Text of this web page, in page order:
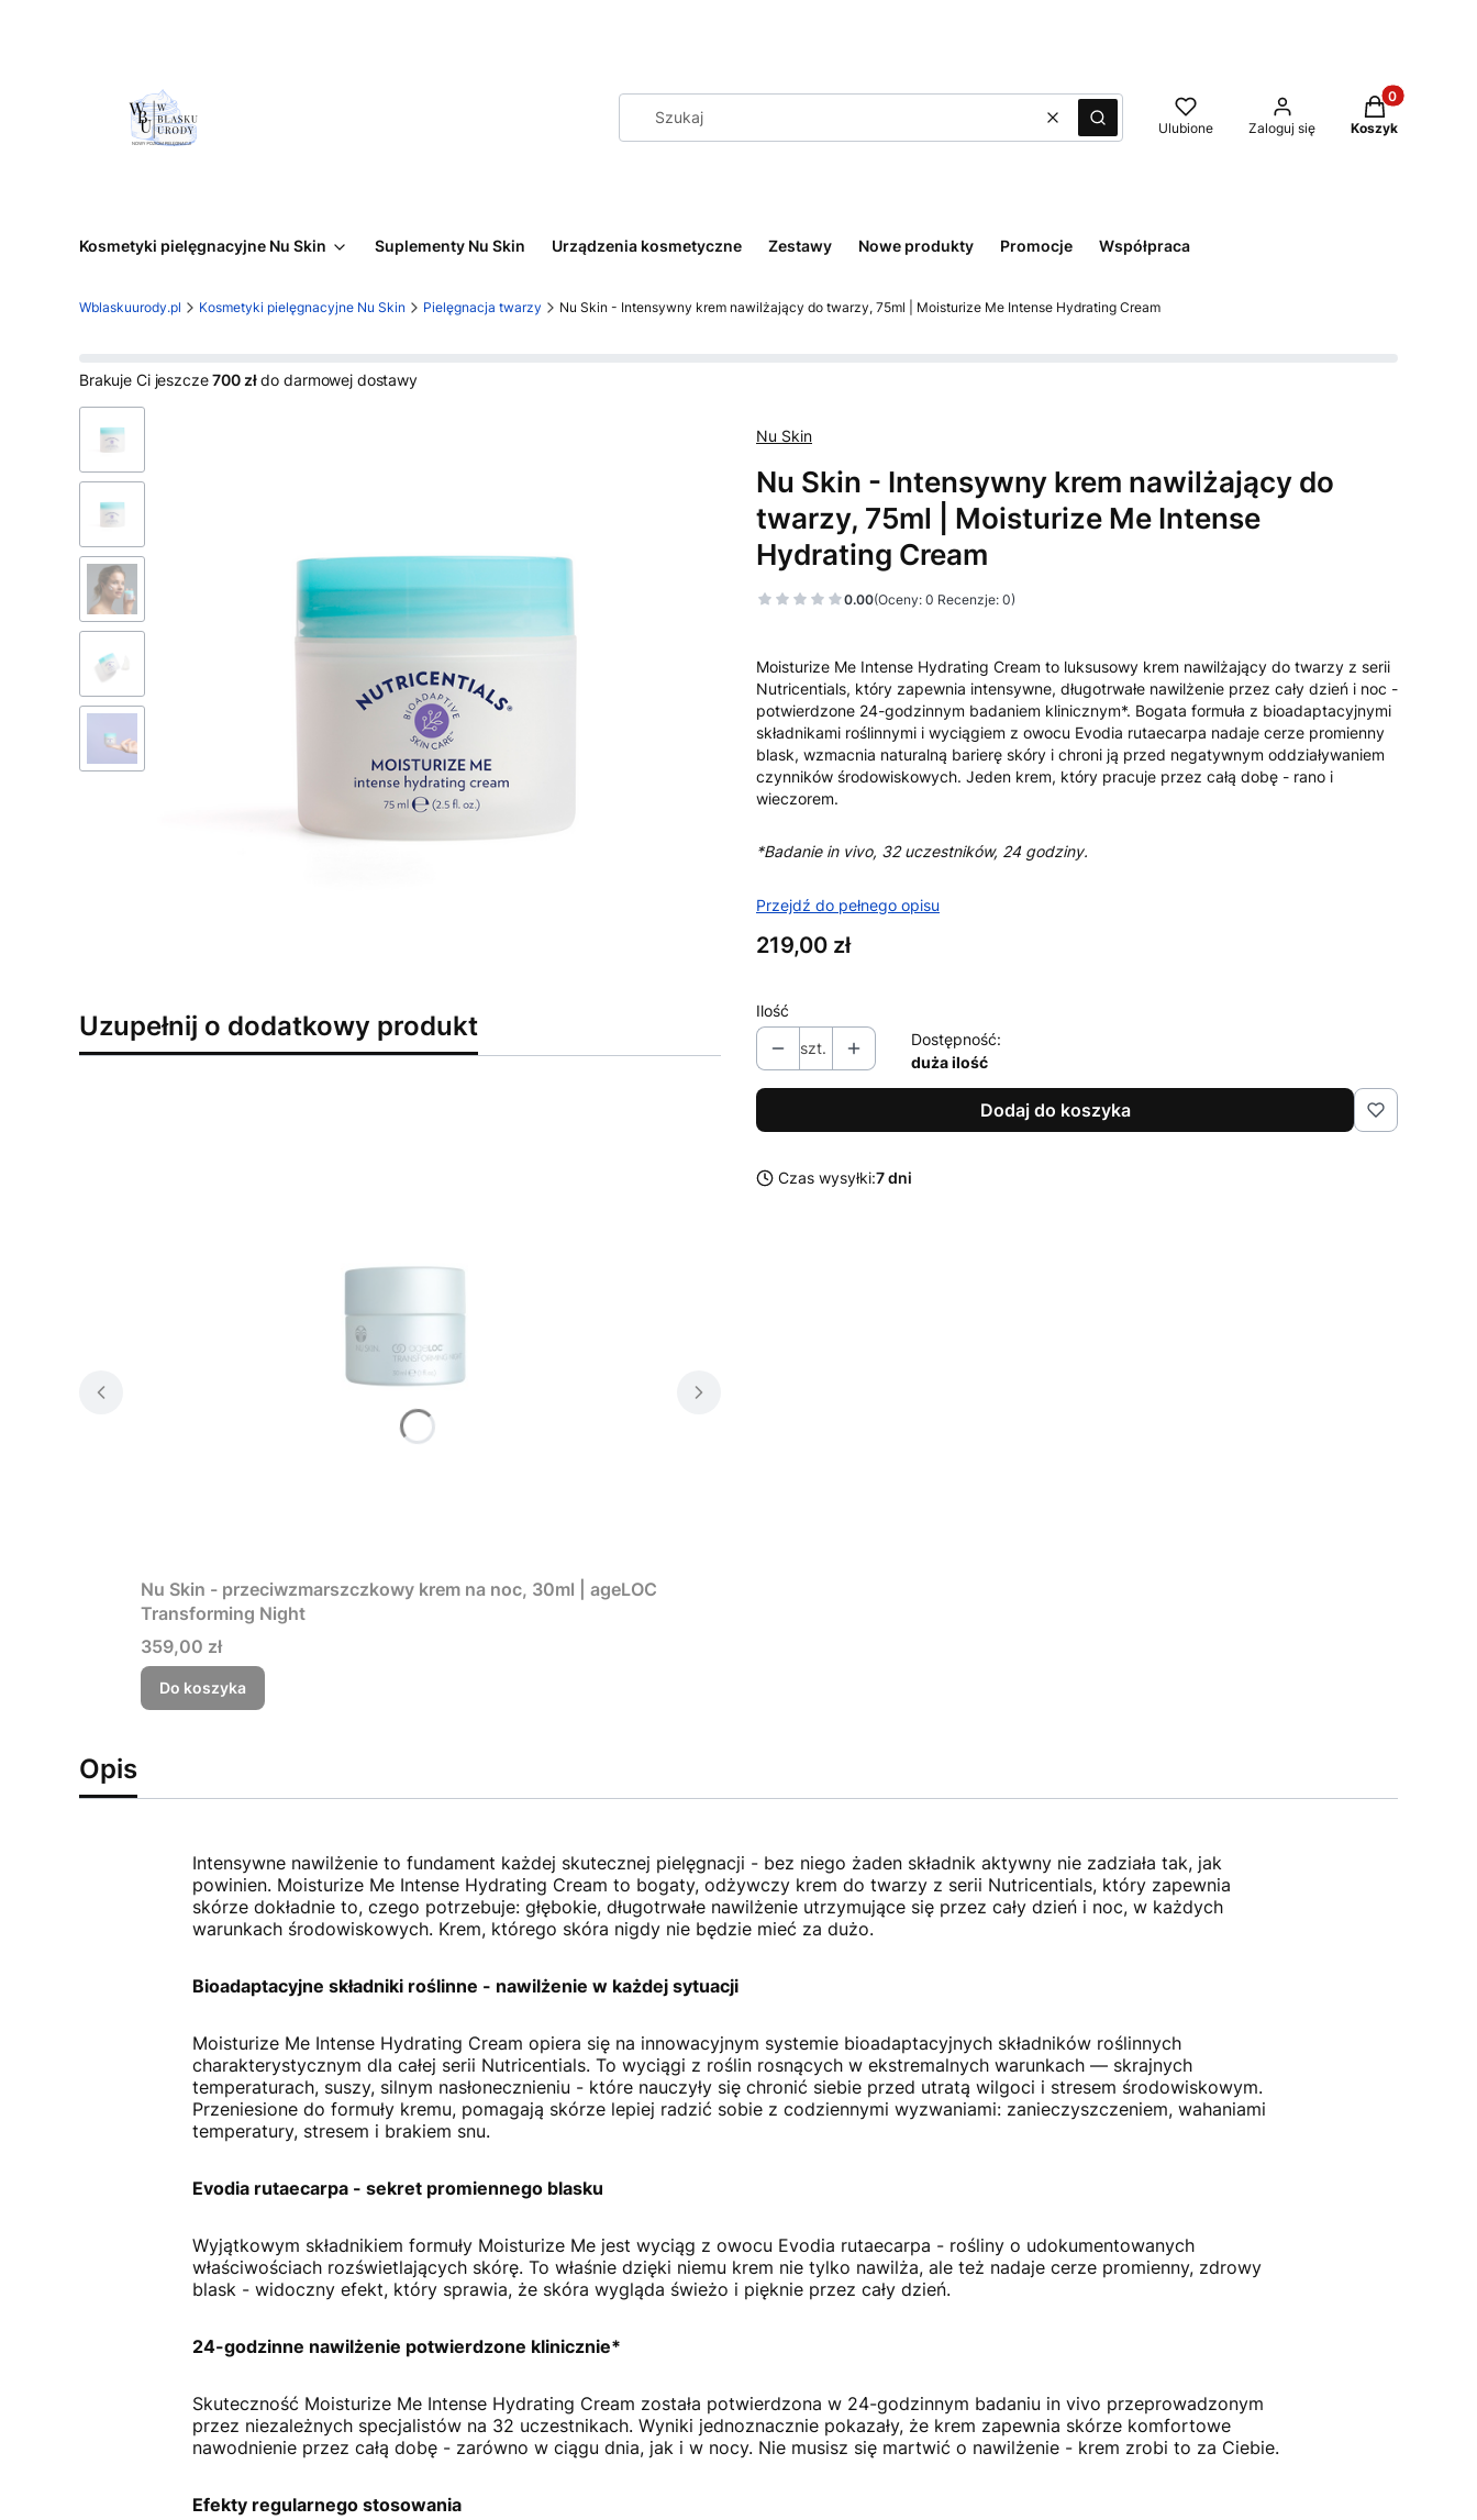
WyczyśćSzukaj Ulubione Zaloguj się
Produkty w
Koszyk
Kosmetyki pielęgnacyjne Nu Skin Suplementy Nu Skin Urządzenia kosmetyczne Zestawy Nowe produkty Promocje Współpraca
Wblaskuurody.pl Kosmetyki pielęgnacyjne Nu Skin Pielęgnacja twarzy Nu Skin - Intensywny krem nawilżający do twarzy, 75ml | Moisturize Me Intense Hydrating Cream
Brakuje Ci jeszcze700 złdo darmowej dostawy
Uzupełnij o dodatkowy produkt
Nu Skin - przeciwzmarszczkowy krem na noc, 30ml | ageLOC
Transforming Night
Cena
359,00 zł
Do koszyka
Nu Skin
Nu Skin - Intensywny krem nawilżający do
twarzy, 75ml | Moisturize Me Intense
Hydrating Cream
0.00(Oceny: 0 Recenzje: 0)
Moisturize Me Intense Hydrating Cream to luksusowy krem nawilżający do twarzy z serii
Nutricentials, który zapewnia intensywne, długotrwałe nawilżenie przez cały dzień i noc -
potwierdzone 24-godzinnym badaniem klinicznym*. Bogata formuła z bioadaptacyjnymi
składnikami roślinnymi i wyciągiem z owocu Evodia rutaecarpa nadaje cerze promienny
blask, wzmacnia naturalną barierę skóry i chroni ją przed negatywnym oddziaływaniem
czynników środowiskowych. Jeden krem, który pracuje przez całą dobę - rano i
wieczorem.
*Badanie in vivo, 32 uczestników, 24 godziny.
Przejdź do pełnego opisu
Cena
219,00 zł
Ilość
szt.
Dostępność:
duża ilość
Dodaj do koszyka
Czas wysyłki:7 dni
Opis
Intensywne nawilżenie to fundament każdej skutecznej pielęgnacji - bez niego żaden składnik aktywny nie zadziała tak, jak
powinien. Moisturize Me Intense Hydrating Cream to bogaty, odżywczy krem do twarzy z serii Nutricentials, który zapewnia
skórze dokładnie to, czego potrzebuje: głębokie, długotrwałe nawilżenie utrzymujące się przez cały dzień i noc, w każdych
warunkach środowiskowych. Krem, którego skóra nigdy nie będzie mieć za dużo.
Bioadaptacyjne składniki roślinne - nawilżenie w każdej sytuacji
Moisturize Me Intense Hydrating Cream opiera się na innowacyjnym systemie bioadaptacyjnych składników roślinnych
charakterystycznym dla całej serii Nutricentials. To wyciągi z roślin rosnących w ekstremalnych warunkach — skrajnych
temperaturach, suszy, silnym nasłonecznieniu - które nauczyły się chronić siebie przed utratą wilgoci i stresem środowiskowym.
Przeniesione do formuły kremu, pomagają skórze lepiej radzić sobie z codziennymi wyzwaniami: zanieczyszczeniem, wahaniami
temperatury, stresem i brakiem snu.
Evodia rutaecarpa - sekret promiennego blasku
Wyjątkowym składnikiem formuły Moisturize Me jest wyciąg z owocu Evodia rutaecarpa - rośliny o udokumentowanych
właściwościach rozświetlających skórę. To właśnie dzięki niemu krem nie tylko nawilża, ale też nadaje cerze promienny, zdrowy
blask - widoczny efekt, który sprawia, że skóra wygląda świeżo i pięknie przez cały dzień.
24-godzinne nawilżenie potwierdzone klinicznie*
Skuteczność Moisturize Me Intense Hydrating Cream została potwierdzona w 24-godzinnym badaniu in vivo przeprowadzonym
przez niezależnych specjalistów na 32 uczestnikach. Wyniki jednoznacznie pokazały, że krem zapewnia skórze komfortowe
nawodnienie przez całą dobę - zarówno w ciągu dnia, jak i w nocy. Nie musisz się martwić o nawilżenie - krem zrobi to za Ciebie.
Efekty regularnego stosowania